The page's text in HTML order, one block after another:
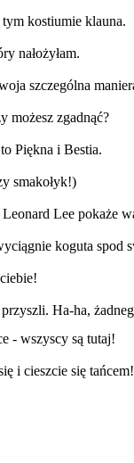
kostiumie klauna.
nałożyłam.
szczególna
możesz zgadnąć?
Piękna i Bestia.
smakołyk!)
Lee pokaże
koguta spod
Ha-ha,
- wszyscy są tutaj!
i cieszcie się